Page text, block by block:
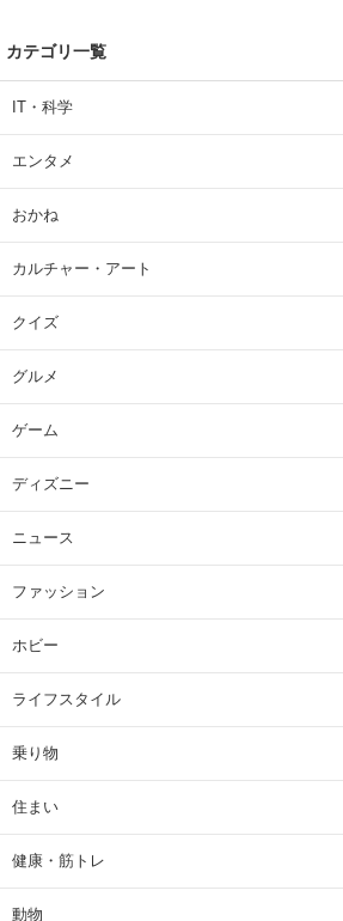
カテゴリ一覧
IT・科学
エンタメ
おかね
カルチャー・アート
クイズ
グルメ
ゲーム
ディズニー
ニュース
ファッション
ホビー
ライフスタイル
乗り物
住まい
健康・筋トレ
動物